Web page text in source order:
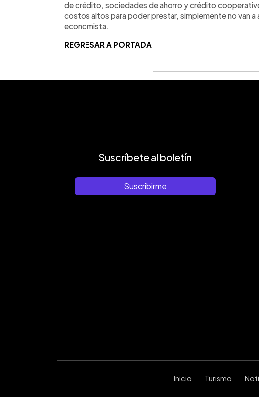
de crédito, sociedades de ahorro y crédito
costos altos para poder prestar, simplemente no van
economista.
REGRESAR A PORTADA
Suscríbete al boletín
Suscribirme
Inicio Turismo